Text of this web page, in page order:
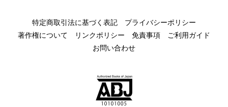
特定商取引法に基づく表記
プライバシーポリシー
著作権について
リンクポリシー 免責事項
ご利用ガイド
お問い合わせ